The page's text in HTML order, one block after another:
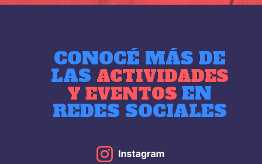
CONOCÉ MÁS DE
LAS ACTIVIDADES
Y EVENTOSEN
REDES SOCIALES